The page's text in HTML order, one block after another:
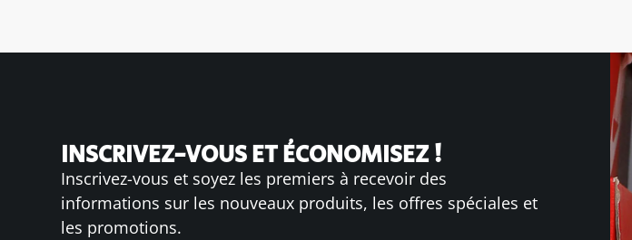
INSCRIVEZ-VOUS ET ÉCONOMISEZ !
Inscrivez-vous et soyez les premiers à recevoir des
informations sur les nouveaux produits, les offres spéciales et
les promotions.